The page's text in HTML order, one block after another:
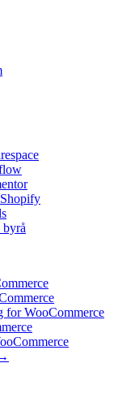
byrå
for WooCommerce